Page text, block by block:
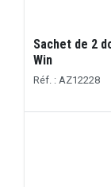
Sachet de 2
Win
Réf. : AZ12228